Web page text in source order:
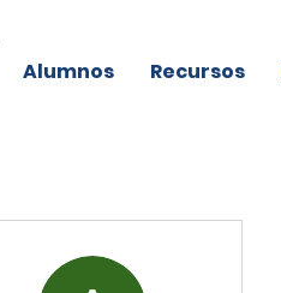
Alumnos Recursos